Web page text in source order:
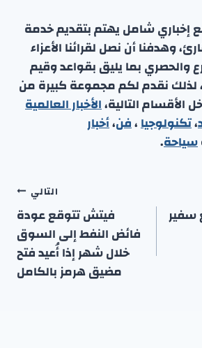
إخباري شامل يهتم بتقديم خدمة
وهدفنا أن نصل لقرائنا الأعزاء
والحصري بما يليق بقواعد وقيم
لذلك نقدم لكم مجموعة كبيرة من
الأقسام التالية،الأخبار العالمية
،تكنولوجيا،فن،أخبار
سياحة.
سفير
التالي
فيتش تتوقع عودة
فائض النفط إلى السوق
خلال شهر إذا أُعيد فتح
مضيق هرمز بالكامل